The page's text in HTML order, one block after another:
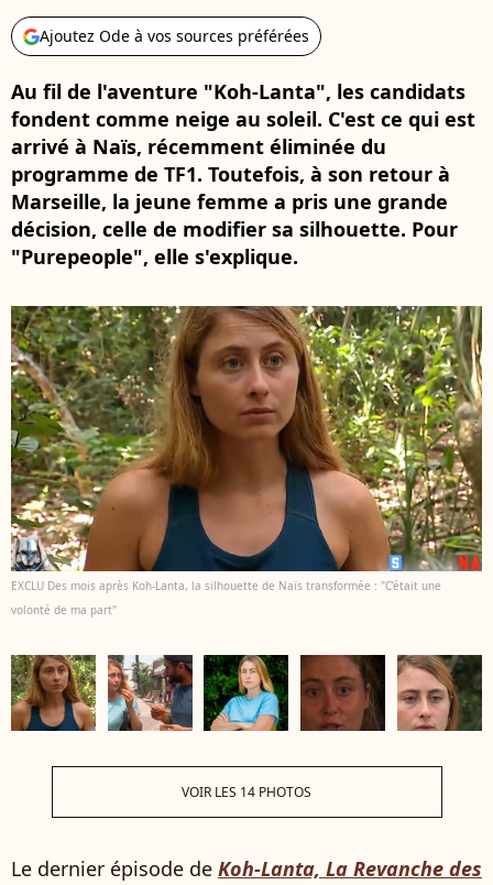
Ajoutez Ode à vos sources préférées
Au fil de l'aventure "Koh-Lanta", les candidats
fondent comme neige au soleil. C'est ce qui est
arrivé à Naïs, récemment éliminée du
programme de TF1. Toutefois, à son retour à
Marseille, la jeune femme a pris une grande
décision, celle de modifier sa silhouette. Pour
"Purepeople", elle s'explique.
EXCLU Des mois après Koh-Lanta, la silhouette de Naïs transformée : "C’était une
volonté de ma part"
VOIR LES 14 PHOTOS
Le dernier épisode de Koh-Lanta, La Revanche des